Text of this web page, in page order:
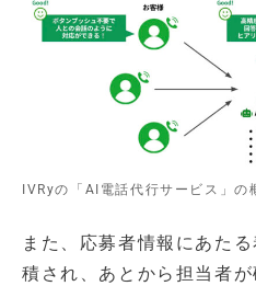
IVRyの「AI電話代行サービス」の
また、応募者情報にあた
積され、あとから担当者が